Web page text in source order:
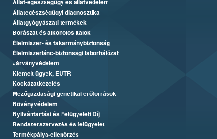
Állat-egészségügy és állatvédelem
Állategészségügyi diagnosztika
Állatgyógyászati termékek
Borászat és alkoholos italok
Élelmiszer- és takarmánybiztonság
Élelmiszerlánc-biztonsági laborhálózat
Járványvédelem
Kiemelt ügyek, EUTR
Kockázatkezelés
Mezőgazdasági genetikai erőforrások
Növényvédelem
Nyilvántartási és Felügyeleti Díj
Rendszerszervezés és felügyelet
Termékpálya-ellenőrzés